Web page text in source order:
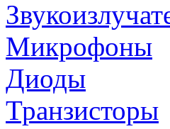
Микрофоны
Диоды
Транзисторы